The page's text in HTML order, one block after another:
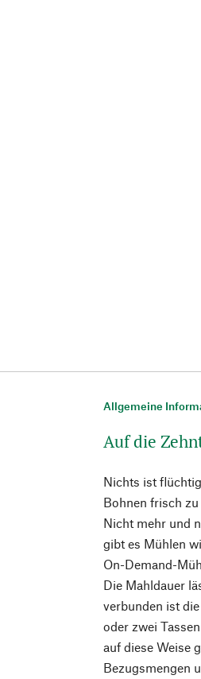
Allgemeine
Auf die
Nichts ist
Bohnen frisch
Nicht mehr und
gibt es Mühlen
On-Demand-
Die Mahldauer
verbunden ist
oder zwei
auf diese Weise
Bezugsmengen